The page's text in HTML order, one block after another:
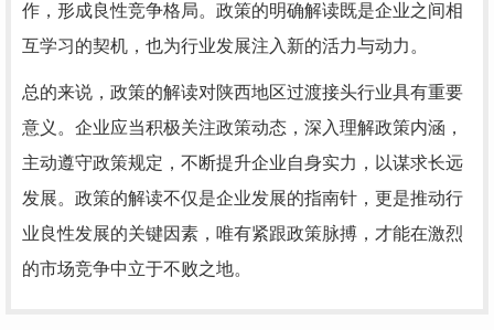
作，形成良性竞争格局。政策的明确解读既是企业之间相
互学习的契机，也为行业发展注入新的活力与动力。
总的来说，政策的解读对陕西地区过渡接头行业具有重要
意义。企业应当积极关注政策动态，深入理解政策内涵，
主动遵守政策规定，不断提升企业自身实力，以谋求长远
发展。政策的解读不仅是企业发展的指南针，更是推动行
业良性发展的关键因素，唯有紧跟政策脉搏，才能在激烈
的市场竞争中立于不败之地。